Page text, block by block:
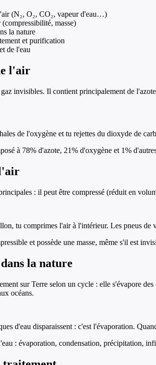
(N₂, O₂, CO₂, vapeur d'eau…)
masse)
la nature
et purification
de l'eau
l'air
invisibles. Il contient principalement de
de l'oxygène et tu rejettes du dioxyde de
à 78% d'azote, 21% d'oxygène et 1%
: il peut être compressé (réduit en
tu comprimes l'air à l'intérieur. Les pneus
et possède une masse, même s'il est
la nature
sur Terre selon un cycle : elle s'évapore
océans.
d'eau disparaissent : c'est l'évaporation.
: évaporation, condensation, précipitation,